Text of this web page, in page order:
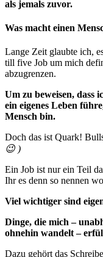
als jemals zuvor.
Was macht einen
Lange Zeit glaubte ich,
till five Job um mich
abzugrenzen.
Um zu beweisen, dass
ein eigenes Leben
Mensch bin.
Doch das ist Quark!
😉 )
Ein Job ist nur ein Teil
Ihr es denn so nennen
Viel wichtiger sind
Dinge, die mich –
ohnehin wandelt –
Dazu gehört das